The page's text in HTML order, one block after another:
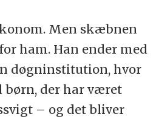
Men skæbnen
ham. Han ender med
døgninstitution, hvor
børn, der har været
– og det bliver